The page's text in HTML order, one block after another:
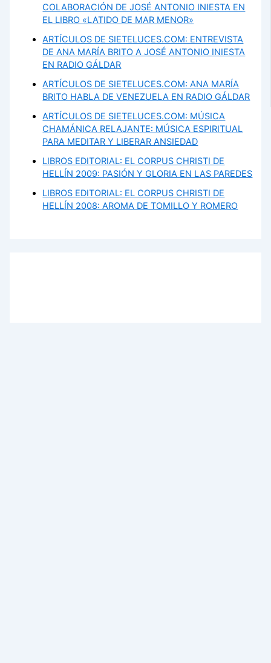
COLABORACIÓN DE JOSÉ ANTONIO INIESTA EN
EL LIBRO «LATIDO DE MAR MENOR»
ARTÍCULOS DE SIETELUCES.COM: ENTREVISTA
DE ANA MARÍA BRITO A JOSÉ ANTONIO INIESTA
EN RADIO GÁLDAR
ARTÍCULOS DE SIETELUCES.COM: ANA MARÍA
BRITO HABLA DE VENEZUELA EN RADIO GÁLDAR
ARTÍCULOS DE SIETELUCES.COM: MÚSICA
CHAMÁNICA RELAJANTE: MÚSICA ESPIRITUAL
PARA MEDITAR Y LIBERAR ANSIEDAD
LIBROS EDITORIAL: EL CORPUS CHRISTI DE
HELLÍN 2009: PASIÓN Y GLORIA EN LAS PAREDES
LIBROS EDITORIAL: EL CORPUS CHRISTI DE
HELLÍN 2008: AROMA DE TOMILLO Y ROMERO